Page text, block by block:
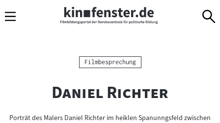
Navigation
zum
zur
Kategorie:
Filmbesprechung
"
Daniel Richter
Porträt des Malers Daniel Richter im heiklen Spanunngsfeld zwischen